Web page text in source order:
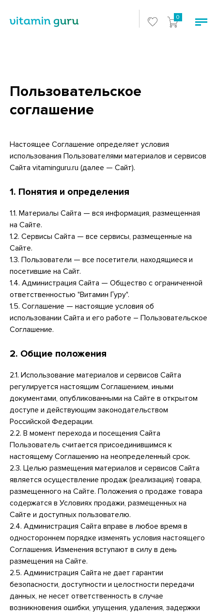
0
Пользовательское
соглашение
Настоящее Соглашение определяет условия
использования Пользователями материалов и сервисов
Cайта vitaminguru.ru (далее — Сайт).
1. Понятия и определения
1.1. Материалы Сайта — вся информация, размещенная
на Сайте.
1.2. Сервисы Сайта — все сервисы, размещенные на
Сайте.
1.3. Пользователи — все посетители, находящиеся и
посетившие на Сайт.
1.4. Администрация Сайта — Общество с ограниченной
ответственностью "Витамин Гуру".
1.5. Соглашение — настоящие условия об
использовании Сайта и его работе – Пользовательское
Соглашение.
2. Общие положения
2.1. Использование материалов и сервисов Сайта
регулируется настоящим Соглашением, иными
документами, опубликованными на Сайте в открытом
доступе и действующим законодательством
Российской Федерации.
2.2. В момент перехода и посещения Сайта
Пользователь считается присоединившимся к
настоящему Соглашению на неопределенный срок.
2.3. Целью размещения материалов и сервисов Сайта
является осуществление продаж (реализация) товара,
размещенного на Сайте. Положения о продаже товара
содержатся в Условиях продажи, размещенных на
Сайте и доступных пользователю.
2.4. Администрация Сайта вправе в любое время в
одностороннем порядке изменять условия настоящего
Соглашения. Изменения вступают в силу в день
размещения на Сайте.
2.5. Администрация Сайта не дает гарантии
безопасности, доступности и целостности передачи
данных, не несет ответственность в случае
возникновения ошибки, упущения, удаления, задержки